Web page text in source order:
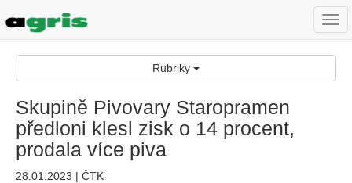
Rubriky
Skupině Pivovary Staropramen
předloni klesl zisk o 14 procent,
prodala více piva
28.01.2023 | ČTK